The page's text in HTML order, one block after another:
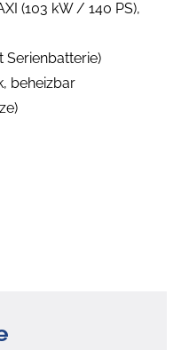
(103 kW / 140 PS),
Serienbatterie)
beheizbar